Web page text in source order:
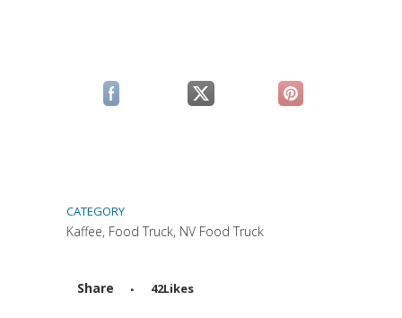
(si apre in una nuova scheda)
(si apre in una nuova scheda)
(si apre in una
CATEGORY
Kaffee, Food Truck, NV Food Truck
Share
Attiva comando
42Likes